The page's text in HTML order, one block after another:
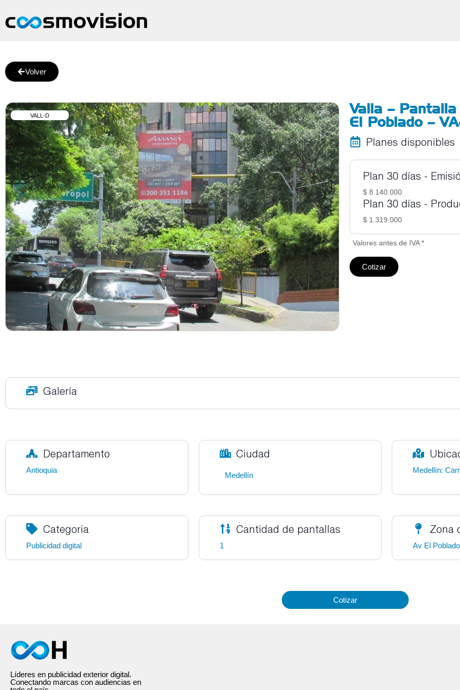
Volver
VALL-D
Valla –
El Poblado –
Planes disponibles
Plan 30 días -
$ 8.140.000
Plan 30 días -
$ 1.319.000
Valores antes de IVA *
Cotizar
Galería
Departamento
Antioquia
Ciudad
Medellín
Medellín:
Categoria
Publicidad digital
Cantidad de pantallas
1
Zona
Av El Poblado
Cotizar
Líderes en publicidad exterior digital.
Conectando marcas con audiencias en